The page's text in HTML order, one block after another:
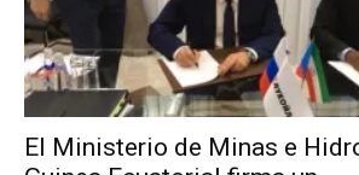
El Ministerio de Minas e